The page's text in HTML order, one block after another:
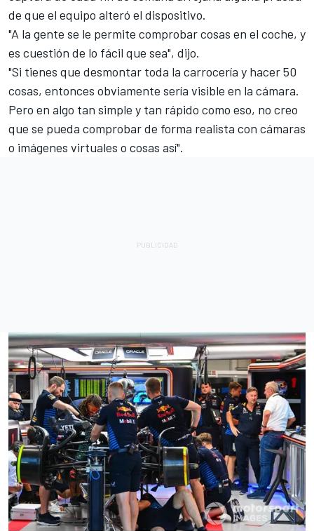
de que el equipo alteró el dispositivo.
"A la gente se le permite comprobar cosas en el coche, y
es cuestión de lo fácil que sea", dijo.
"Si tienes que desmontar toda la carrocería y hacer 50
cosas, entonces obviamente sería visible en la cámara.
Pero en algo tan simple y tan rápido como eso, no creo
que se pueda comprobar de forma realista con cámaras
o imágenes virtuales o cosas así".